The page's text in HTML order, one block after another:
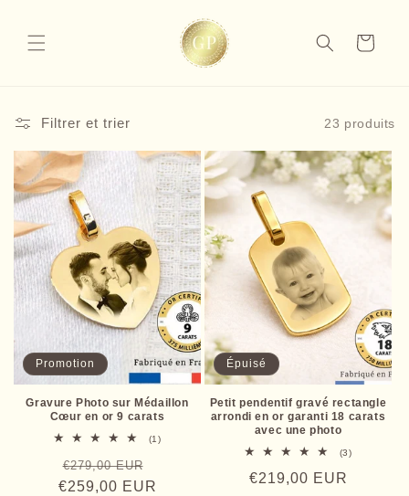
au
contenu
Panier
Filtrer et trier 23 produits
Promotion
Gravure Photo sur Médaillon
Cœur en or 9 carats
(1)1
Prix
habituel
€279,00 EUR
promotionnel
€259,00 EUR
Épuisé
Petit pendentif gravé rectangle
arrondi en or garanti 18 carats
avec une photo
(3)3
Prix
€219,00 EUR